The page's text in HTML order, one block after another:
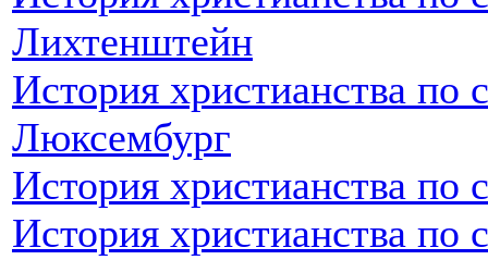
Лихтенштейн
История христианства по
Люксембург
История христианства
История христианства по